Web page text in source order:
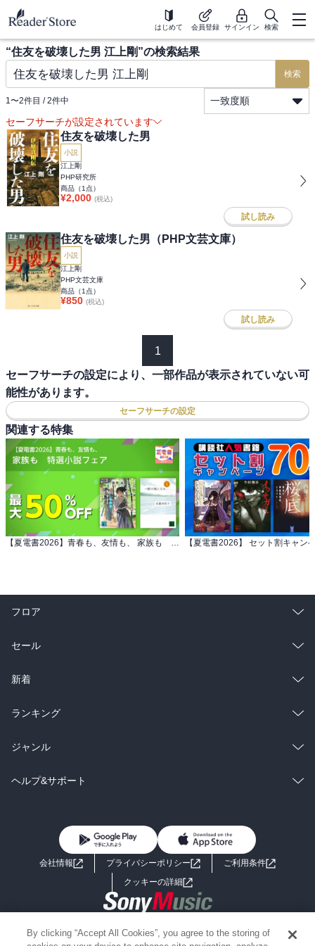
はじめて 会員登録 サインイン 検索
“住友を破壊した男 江上剛”の検索結果
検索
1〜2件目 / 2件中
一致度順
セーフサーチが設定されています
住友を破壊した男
小説
江上剛
PHP研究所
商品（1 点）
¥2,000 (税込)
試し読み
住友を破壊した男（PHP文芸文庫）
小説
江上剛
PHP文芸文庫
商品（1 点）
¥850 (税込)
試し読み
1
セーフサーチの設定により、一部作品が表示されていない可
能性があります。
セーフサーチの設定
関連する特集
【夏電書2026】青春も、友情も、 家族も 特選小説フェア 【夏電書2026】 セット割キャン
フロア
総合
ラノベ
雑誌・グラビア
BL・TL
セール
総合
ラノベ
雑誌・グラビア
BL・TL
新着
総合
ラノベ
雑誌・グラビア
ランキング
総合
ラノベ
ジャンル
コミック
ライトノベル 男子向けラノベ
小説
海外小説
ミステリー SF
ヘルプ&サポート
よくあるご質問 お問い合わせ
会社情報 プライバシーポリシー
ご利用条件
クッキーの詳細
Copyright 2017 - 2026 Sony Music Entertainment(Japan) Inc.
Information on the site is for the Japan domestic market only
By clicking “Accept All Cookies”, you agree to the storing of